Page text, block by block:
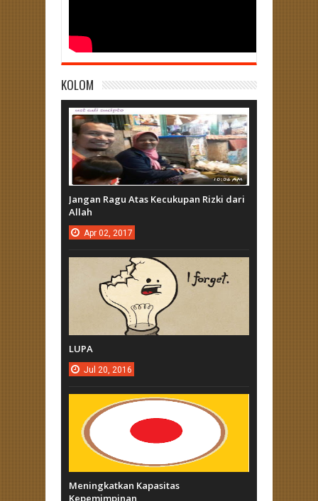
KOLOM
Jangan Ragu Atas Kecukupan Rizki dari
Allah
Apr 02, 2017
LUPA
Jul 20, 2016
Meningkatkan Kapasitas
Kepemimpinan